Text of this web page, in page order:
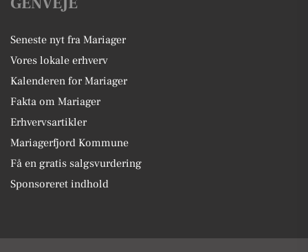
Seneste nyt fra Mariager
Vores lokale erhverv
Kalenderen for Mariager
Fakta om Mariager
Erhvervsartikler
Mariagerfjord Kommune
Få en gratis salgsvurdering
Sponsoreret indhold